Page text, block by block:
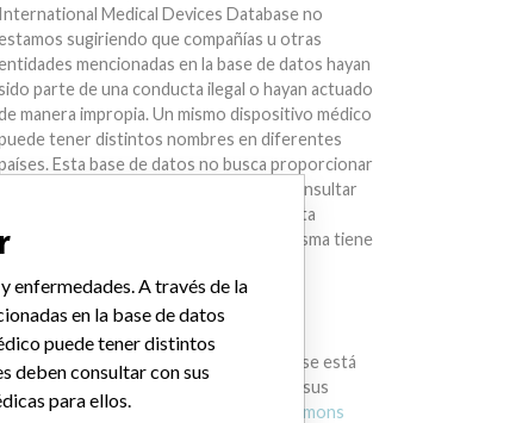
International Medical Devices Database no
sugiriendo que compañías u otras
mencionadas en la base de datos hayan
sido parte de una conducta ilegal o hayan actuado
manera impropia. Un mismo dispositivo médico
tener distintos nombres en diferentes
Esta base de datos no busca proporcionar
asesoría médica. Los pacientes deben consultar
con sus médicos para determinar si la data
contiene información relevante y si la misma tiene
LA DATA
La International Medical Devices Database está
y sus
bajo la licencia
Creative Commons
enfermedades. A través de la
en la base de datos
puede tener distintos
deben consultar con sus
para ellos.